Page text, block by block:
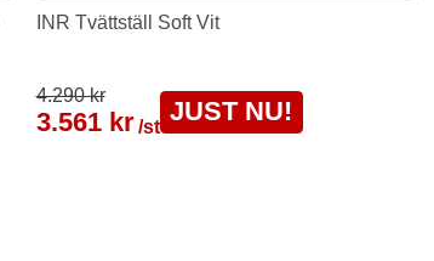
INR Tvättställ Soft Vit
4.290 kr
3.561 kr /st
JUST NU!